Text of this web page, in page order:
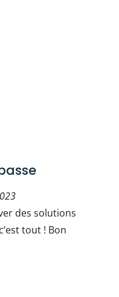
des solutions
tout ! Bon